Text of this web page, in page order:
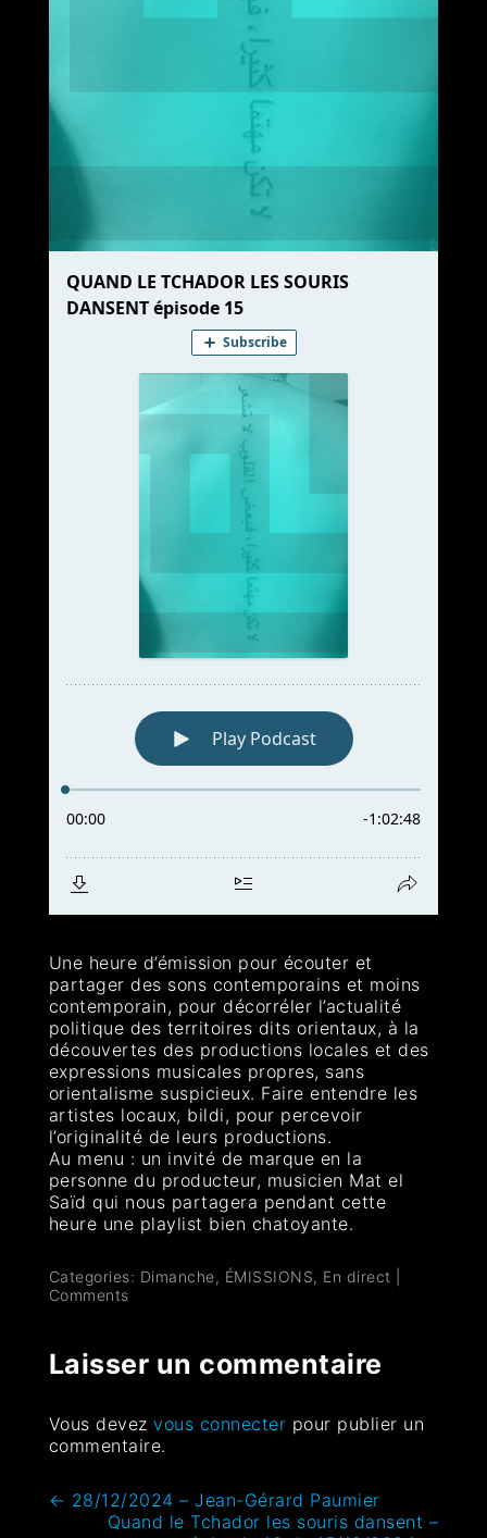
Une heure d’émission pour écouter et
partager des sons contemporains et moins
contemporain, pour décorréler l’actualité
politique des territoires dits orientaux, à la
découvertes des productions locales et des
expressions musicales propres, sans
orientalisme suspicieux. Faire entendre les
artistes locaux, bildi, pour percevoir
l’originalité de leurs productions.
Au menu : un invité de marque en la
personne du producteur, musicien Mat el
Saïd qui nous partagera pendant cette
heure une playlist bien chatoyante.
Categories: Dimanche, ÉMISSIONS, En direct
Comments
Laisser un commentaire
Vous devezvous connecter pour publier un
commentaire.
← 28/12/2024 – Jean-Gérard Paumier
Quand le Tchador les souris dansent –